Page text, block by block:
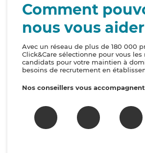
Comment
nous vous
Avec un réseau de plus de 180 000
Click&Care sélectionne pour vous les
candidats pour votre maintien à
besoins de recrutement en
Nos conseillers vous